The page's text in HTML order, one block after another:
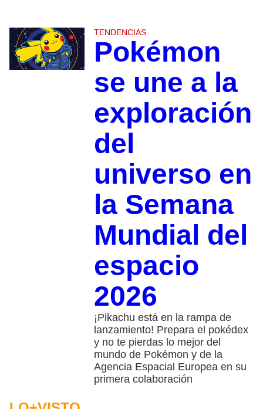
TENDENCIAS
Pokémon
se une a la
exploración
del
universo en
la Semana
Mundial del
espacio
2026
¡Pikachu está en la rampa de
lanzamiento! Prepara el pokédex
y no te pierdas lo mejor del
mundo de Pokémon y de la
Agencia Espacial Europea en su
primera colaboración